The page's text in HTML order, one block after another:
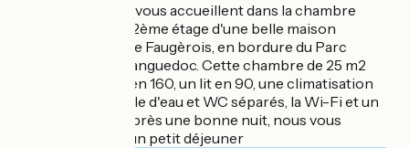
Françoise et Alex vous accueillent dans la chambre
Molière située au 2ème étage d'une belle maison
vigneronne dans le Faugèrois, en bordure du Parc
Naturel du Haut Languedoc. Cette chambre de 25 m2
vous offrira un lit en 160, un lit en 90, une climatisation
réversible, une salle d'eau et WC séparés, la Wi-Fi et un
sèche cheveux. Après une bonne nuit, nous vous
attendrons pour un petit déjeuner